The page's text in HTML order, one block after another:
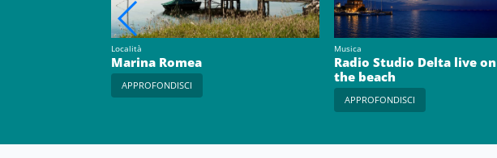
Località
Marina Romea
APPROFONDISCI
Musica
Radio Studio Delta live on
the beach
APPROFONDISCI